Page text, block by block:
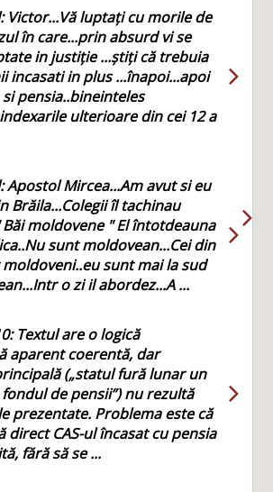
Victor...Vă luptați cu morile de
în care...prin absurd vi se
in justiție ...știți că trebuia
incasati in plus ...înapoi...apoi
pensia..bineinteles
ulterioare din cei 12 a
Apostol Mircea...Am avut si eu
Brăila...Colegii îl tachinau
moldovene " El întotdeauna
sunt moldovean...Cei din
sunt mai la sud
o zi il abordez...A ...
Textul are o logică
aparent coerentă, dar
(„statul fură lunar un
de pensii”) nu rezultă
prezentate. Problema este că
direct CAS-ul încasat cu pensia
fără să se ...